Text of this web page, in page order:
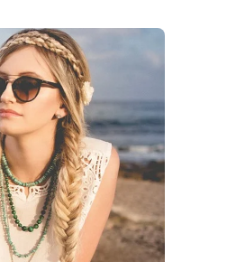
ン
ス
で
ダ
エ
ッ
ト)